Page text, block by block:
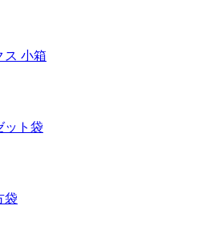
ス 小箱
ット袋
袋